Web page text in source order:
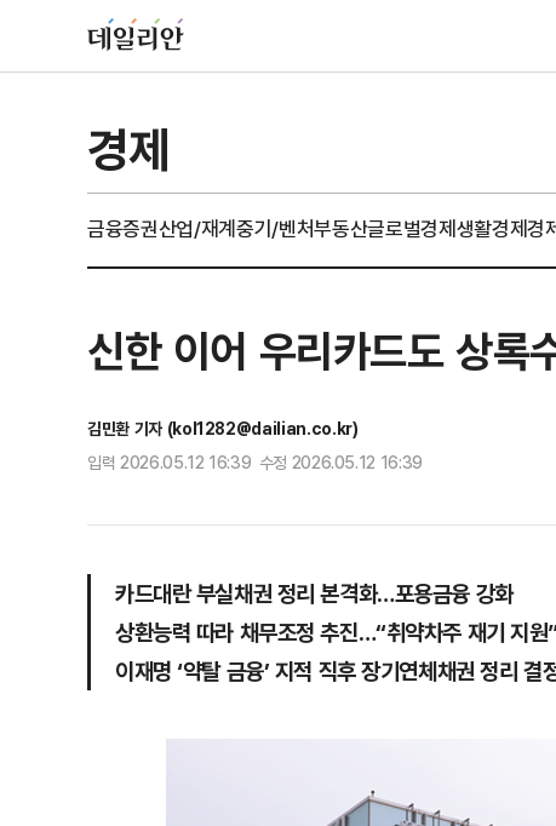
경제
금융증권산업/재계중기/벤처부동산글로벌경제생활경제경
신한 이어 우리카드도 상록
김민환 기자 (kol1282@dailian.co.kr)
입력 2026.05.12 16:39 수정 2026.05.12 16:39
카드대란 부실채권 정리 본격화…포용금융 강화
상환능력 따라 채무조정 추진…“취약차주 재기 지원
이재명 ‘약탈 금융’ 지적 직후 장기연체채권 정리 결